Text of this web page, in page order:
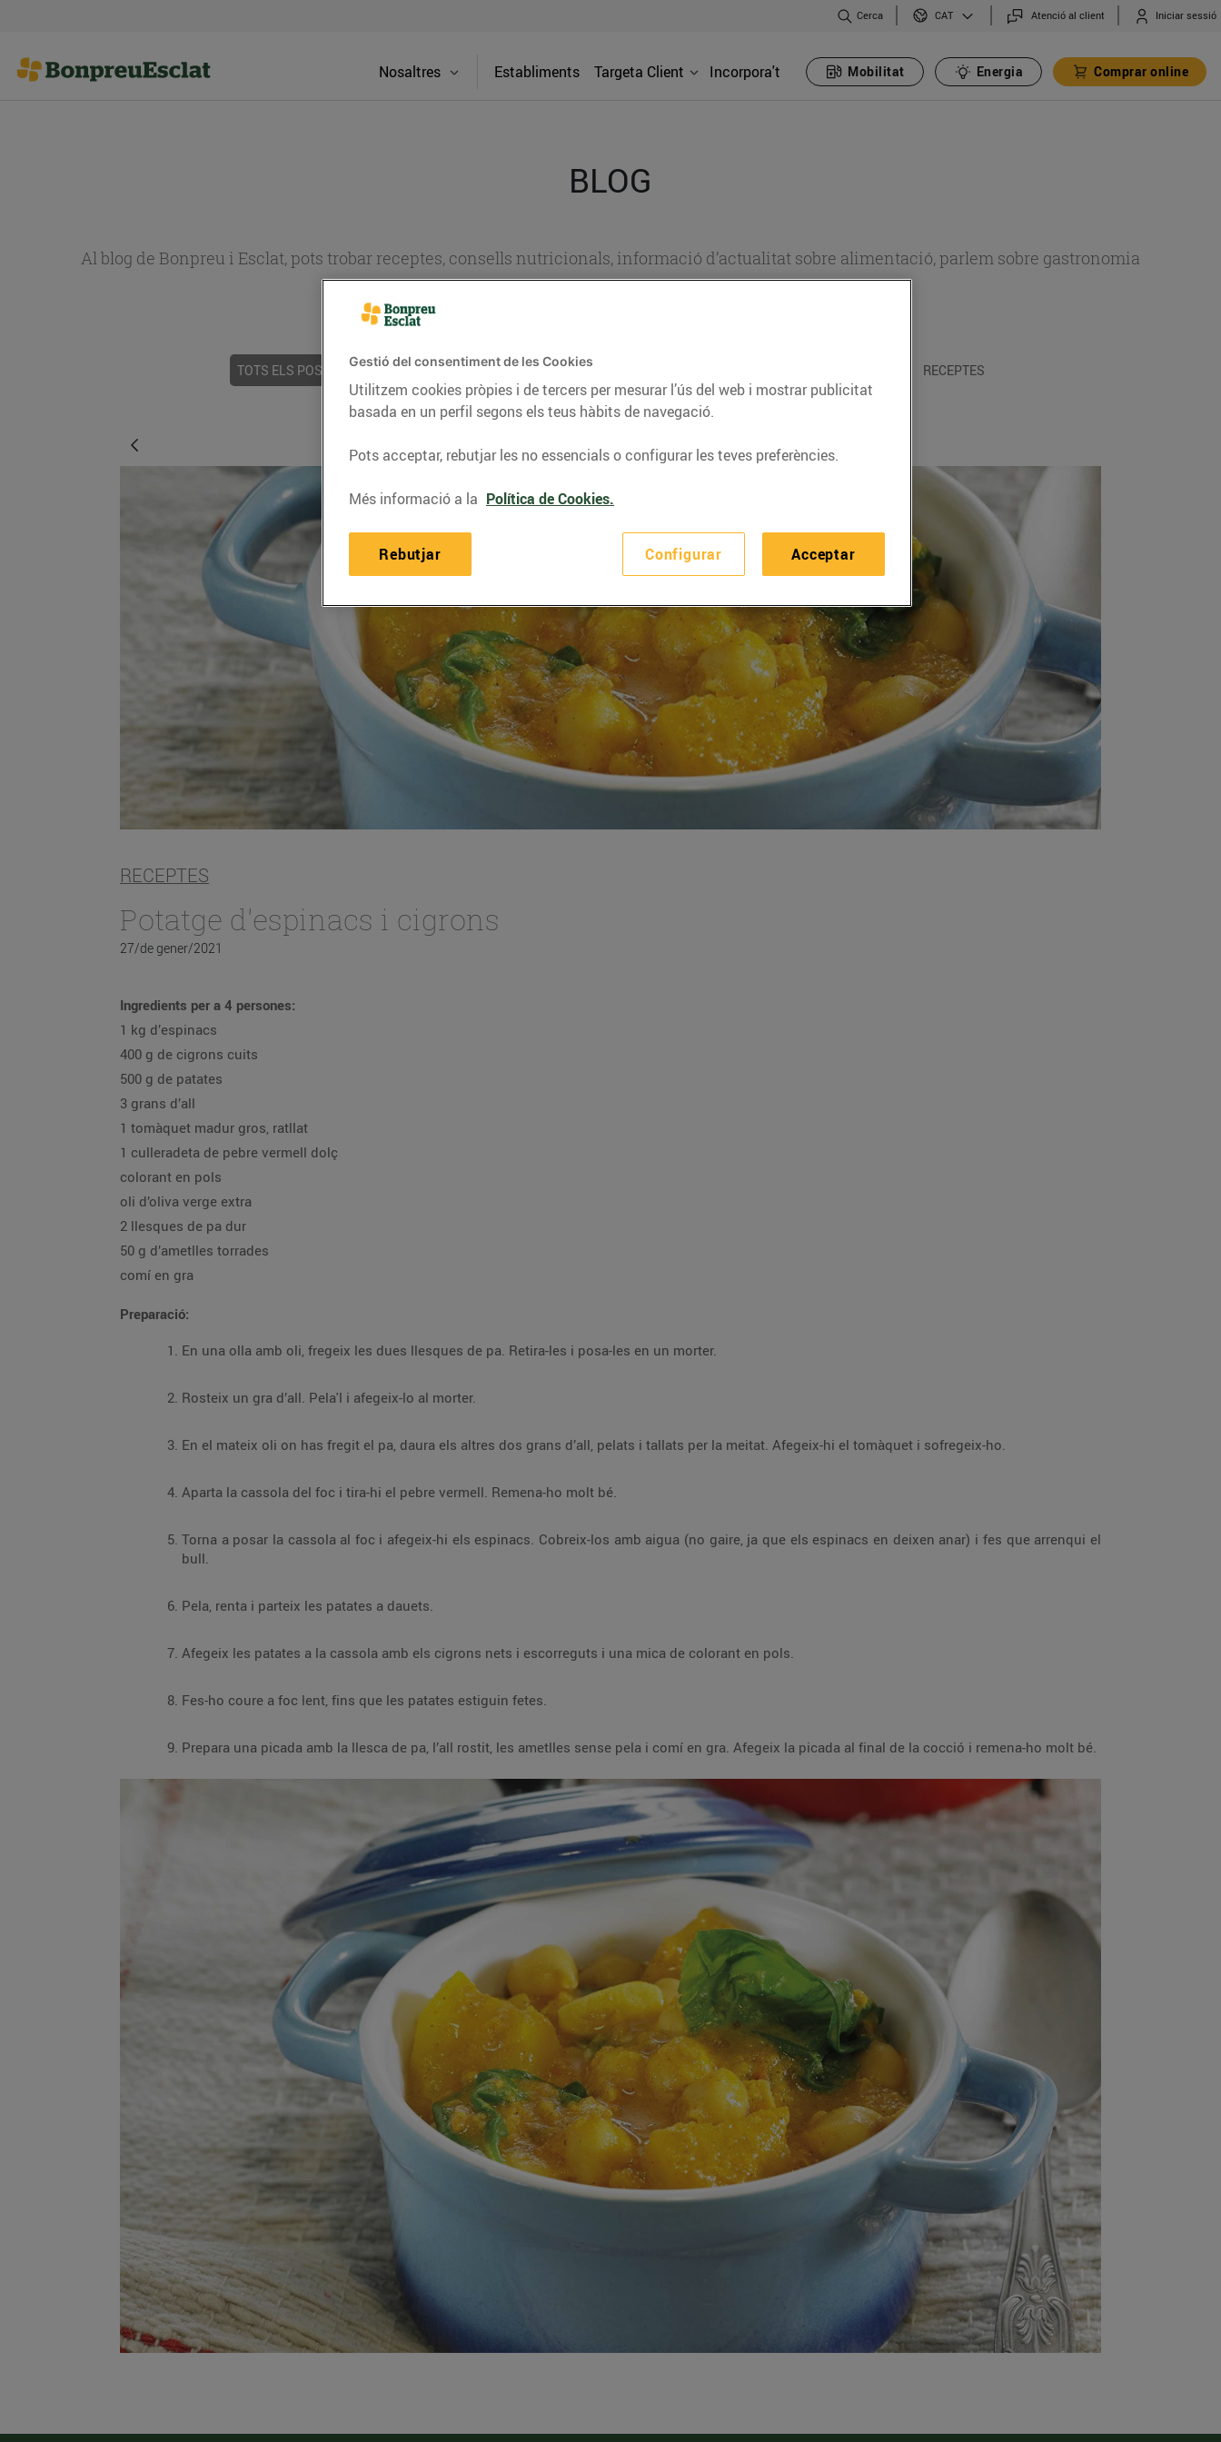
Cerca CAT Atenció al client Iniciar sessió
Nosaltres Establiments Targeta Client Incorpora't Mobilitat Energia Comprar online
BLOG
Al blog de Bonpreu i Esclat, pots trobar receptes, consells nutricionals, informació d’actualitat sobre alimentació, parlem sobre gastronomia
TOTS ELS POSTS ACTUALITAT CONSELLS I HÀBITS SALUDABLES RECEPTES
RECEPTES
Potatge d'espinacs i cigrons
27/de gener/2021
Ingredients per a 4 persones:
1 kg d’espinacs
400 g de cigrons cuits
500 g de patates
3 grans d’all
1 tomàquet madur gros, ratllat
1 culleradeta de pebre vermell dolç
colorant en pols
oli d’oliva verge extra
2 llesques de pa dur
50 g d’ametlles torrades
comí en gra
Preparació:
En una olla amb oli, fregeix les dues llesques de pa. Retira-les i posa-les en un morter.
Rosteix un gra d’all. Pela'l i afegeix-lo al morter.
En el mateix oli on has fregit el pa, daura els altres dos grans d’all, pelats i tallats per la meitat. Afegeix-hi el tomàquet i sofregeix-ho.
Aparta la cassola del foc i tira-hi el pebre vermell. Remena-ho molt bé.
Torna a posar la cassola al foc i afegeix-hi els espinacs. Cobreix-los amb aigua (no gaire, ja que els espinacs en deixen anar) i fes que arrenqui el
bull.
Pela, renta i parteix les patates a dauets.
Afegeix les patates a la cassola amb els cigrons nets i escorreguts i una mica de colorant en pols.
Fes-ho coure a foc lent, fins que les patates estiguin fetes.
Prepara una picada amb la llesca de pa, l’all rostit, les ametlles sense pela i comí en gra. Afegeix la picada al final de la cocció i remena-ho molt bé.
Gestió del consentiment de les Cookies
Utilitzem cookies pròpies i de tercers per mesurar l’ús del web i mostrar publicitat
basada en un perfil segons els teus hàbits de navegació.
Pots acceptar, rebutjar les no essencials o configurar les teves preferències.
Més informació a la Política de Cookies.
Configurar
Rebutjar Acceptar